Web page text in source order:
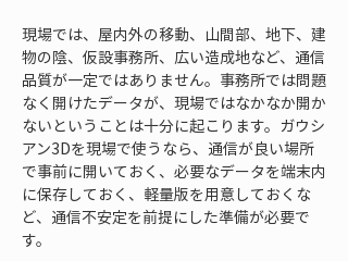
現場では、屋内外の移動、山間部、地下、建
物の陰、仮設事務所、広い造成地など、通信
品質が一定ではありません。事務所では問題
なく開けたデータが、現場ではなかなか開か
ないということは十分に起こります。ガウシ
アン3Dを現場で使うなら、通信が良い場所
で事前に開いておく、必要なデータを端末内
に保存しておく、軽量版を用意しておくな
ど、通信不安定を前提にした準備が必要で
す。